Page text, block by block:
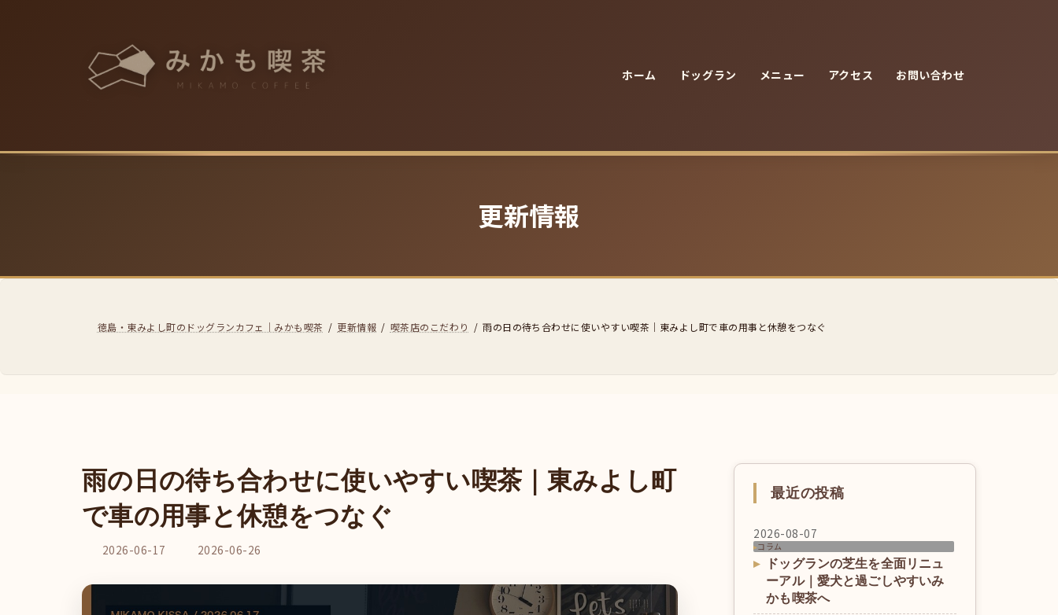
ホーム ドッグラン メニュー アクセス お問い合わせ
更新情報
徳島・東みよし町のドッグランカフェ｜みかも喫茶 更新情報 喫茶店のこだわり 雨の日の待ち合わせに使いやすい喫茶｜東みよし町で車の用事と休憩をつなぐ
雨の日の待ち合わせに使いやすい喫茶｜東みよし町
で車の用事と休憩をつなぐ
2026-06-17
最
更
2026-06-26
最近の投稿
2026-08-07
コラム
ドッグランの芝生を全面リニュ
ーアル｜愛犬と過ごしやすいみ
かも喫茶へ